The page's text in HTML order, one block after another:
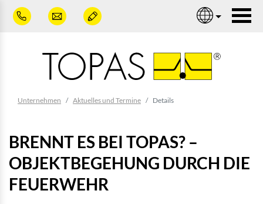
Zum Hauptinhalt springen
Unternehmen Aktuelles und Termine Details
BRENNT ES BEI TOPAS? –
OBJEKTBEGEHUNG DURCH DIE
FEUERWEHR